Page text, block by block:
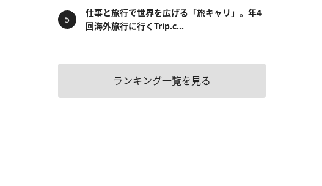
仕事と旅行で世界を広げる「旅キャリ」。年4
回海外旅行に行くTrip.c...
ランキング一覧を見る